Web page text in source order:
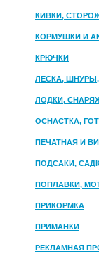
КИВКИ,
КОРМУШКИ И
ПРИКОРМКИ
КРЮЧКИ
ЛЕСКА,
МАТЕРИАЛЫ
ЛОДКИ,
ОСНАСТКА,
ПЕЧАТНАЯ И
ПОДСАКИ,
ПОПЛАВКИ,
ПРИКОРМКА
ПРИМАНКИ
РЕКЛАМНАЯ